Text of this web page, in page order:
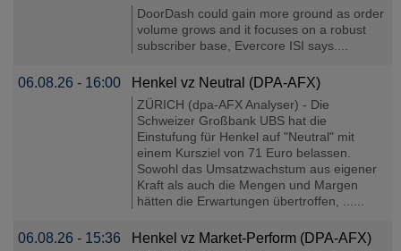
DoorDash could gain more ground as order
volume grows and it focuses on a robust
subscriber base, Evercore ISI says....
06.08.26 - 16:00 Henkel vz Neutral (DPA-AFX)
ZÜRICH (dpa-AFX Analyser) - Die
Schweizer Großbank UBS hat die
Einstufung für Henkel auf "Neutral" mit
einem Kursziel von 71 Euro belassen.
Sowohl das Umsatzwachstum aus eigener
Kraft als auch die Mengen und Margen
hätten die Erwartungen übertroffen, ......
06.08.26 - 15:36 Henkel vz Market-Perform (DPA-AFX)